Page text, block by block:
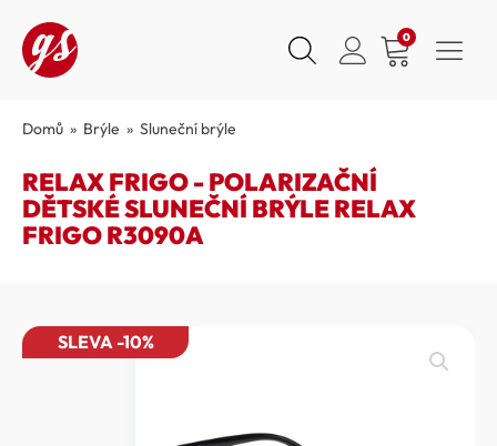
0
Domů » Brýle » Sluneční brýle
RELAX FRIGO - POLARIZAČNÍ
DĚTSKÉ SLUNEČNÍ BRÝLE RELAX
FRIGO R3090A
SLEVA -10%